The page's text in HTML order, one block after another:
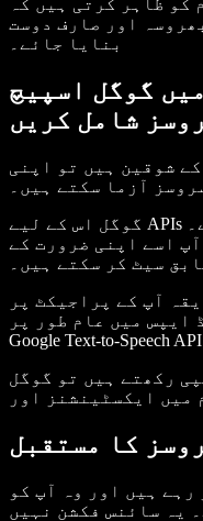
کو ظاہر کرتی ہیں کہ
اور صارف دوست
بنایا جائے۔
گوگل اسپیچ
شامل کریں
شوقین ہیں تو اپنی
گوگل اس کے لیے APIs اور سادہ، واضح ٹولز دیتا ہے۔
اسے اپنی ضرورت کے
سیٹ کر سکتے ہیں۔
آپ کے پراجیکٹ پر
ایپس میں عام طور پر
رکھتے ہیں تو گوگل
کا مستقبل
ہیں اور وہ آپ کو
یہ سائنس فکشن نہیں